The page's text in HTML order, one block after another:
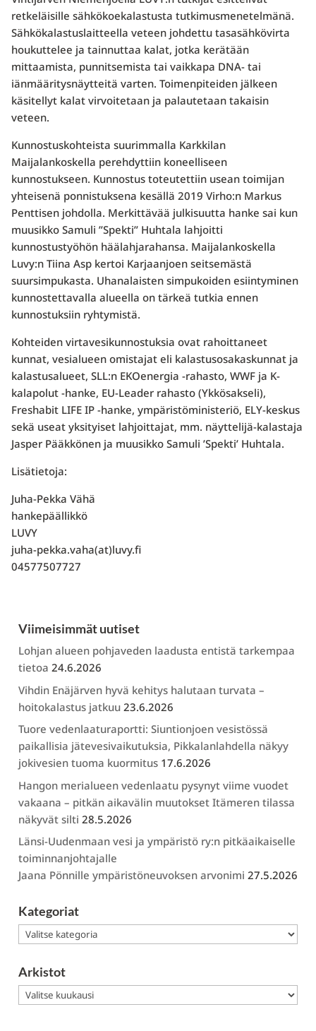
retkeläisille sähkökoekalastusta tutkimusmenetelmänä.
Sähkökalastuslaitteella veteen johdettu tasasähkövirta
houkuttelee ja tainnuttaa kalat, jotka kerätään
mittaamista, punnitsemista tai vaikkapa DNA- tai
iänmääritysnäytteitä varten. Toimenpiteiden jälkeen
käsitellyt kalat virvoitetaan ja palautetaan takaisin
veteen.
Kunnostuskohteista suurimmalla Karkkilan
Maijalankoskella perehdyttiin koneelliseen
kunnostukseen. Kunnostus toteutettiin usean toimijan
yhteisenä ponnistuksena kesällä 2019 Virho:n Markus
Penttisen johdolla. Merkittävää julkisuutta hanke sai kun
muusikko Samuli ”Spekti” Huhtala lahjoitti
kunnostustyöhön häälahjarahansa. Maijalankoskella
Luvy:n Tiina Asp kertoi Karjaanjoen seitsemästä
suursimpukasta. Uhanalaisten simpukoiden esiintyminen
kunnostettavalla alueella on tärkeä tutkia ennen
kunnostuksiin ryhtymistä.
Kohteiden virtavesikunnostuksia ovat rahoittaneet
kunnat, vesialueen omistajat eli kalastusosakaskunnat ja
kalastusalueet, SLL:n EKOenergia -rahasto, WWF ja K-
kalapolut -hanke, EU-Leader rahasto (Ykkösakseli),
Freshabit LIFE IP -hanke, ympäristöministeriö, ELY-keskus
sekä useat yksityiset lahjoittajat, mm. näyttelijä-kalastaja
Jasper Pääkkönen ja muusikko Samuli ’Spekti’ Huhtala.
Lisätietoja:
Juha-Pekka Vähä
hankepäällikkö
LUVY
juha-pekka.vaha(at)luvy.fi
04577507727
Viimeisimmät uutiset
Lohjan alueen pohjaveden laadusta entistä tarkempaa
tietoa 24.6.2026
Vihdin Enäjärven hyvä kehitys halutaan turvata –
hoitokalastus jatkuu 23.6.2026
Tuore vedenlaaturaportti: Siuntionjoen vesistössä
paikallisia jätevesivaikutuksia, Pikkalanlahdella näkyy
jokivesien tuoma kuormitus 17.6.2026
Hangon merialueen vedenlaatu pysynyt viime vuodet
vakaana – pitkän aikavälin muutokset Itämeren tilassa
näkyvät silti 28.5.2026
Länsi-Uudenmaan vesi ja ympäristö ry:n pitkäaikaiselle
toiminnanjohtajalle
Jaana Pönnille ympäristöneuvoksen arvonimi 27.5.2026
Kategoriat
Kategoriat
Arkistot
Arkistot